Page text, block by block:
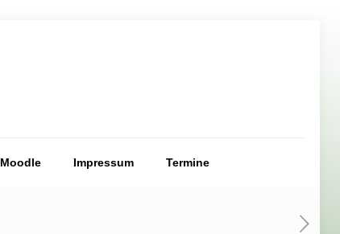
Moodle Impressum Termine